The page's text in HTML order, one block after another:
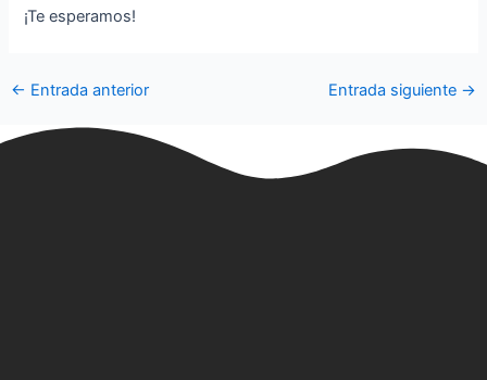
¡Te esperamos!
← Entrada anterior Entrada siguiente →